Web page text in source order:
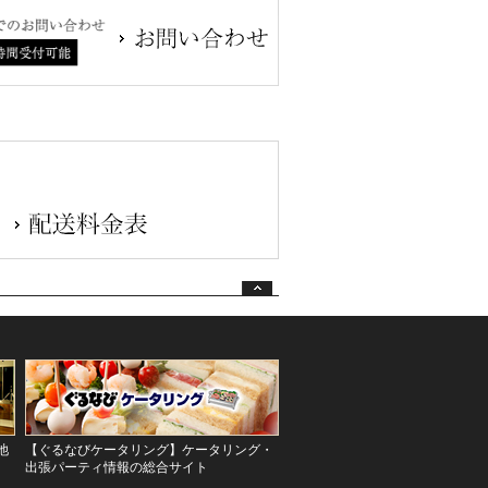
【ぐるなびケータリング】ケータリング・
出張パーティ情報の総合サイト